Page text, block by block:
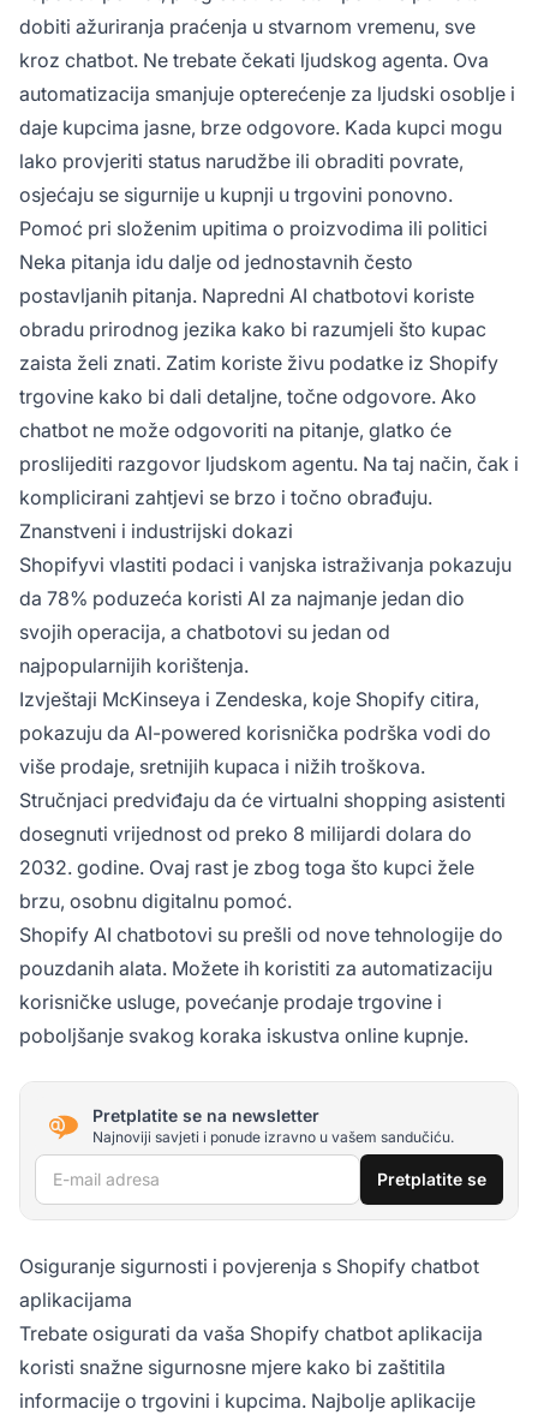
dobiti ažuriranja praćenja u stvarnom vremenu, sve
kroz chatbot. Ne trebate čekati ljudskog agenta. Ova
automatizacija smanjuje opterećenje za ljudski osoblje i
daje kupcima jasne, brze odgovore. Kada kupci mogu
lako provjeriti status narudžbe ili obraditi povrate,
osjećaju se sigurnije u kupnji u trgovini ponovno.
Pomoć pri složenim upitima o proizvodima ili politici
Neka pitanja idu dalje od jednostavnih često
postavljanih pitanja. Napredni AI chatbotovi koriste
obradu prirodnog jezika kako bi razumjeli što kupac
zaista želi znati. Zatim koriste živu podatke iz Shopify
trgovine kako bi dali detaljne, točne odgovore. Ako
chatbot ne može odgovoriti na pitanje, glatko će
proslijediti razgovor ljudskom agentu. Na taj način, čak i
komplicirani zahtjevi se brzo i točno obrađuju.
Znanstveni i industrijski dokazi
Shopifyvi vlastiti podaci i vanjska istraživanja pokazuju
da 78% poduzeća koristi AI za najmanje jedan dio
svojih operacija, a chatbotovi su jedan od
najpopularnijih korištenja.
Izvještaji McKinseya i Zendeska, koje Shopify citira,
pokazuju da AI-powered korisnička podrška vodi do
više prodaje, sretnijih kupaca i nižih troškova.
Stručnjaci predviđaju da će virtualni shopping asistenti
dosegnuti vrijednost od preko 8 milijardi dolara do
2032. godine. Ovaj rast je zbog toga što kupci žele
brzu, osobnu digitalnu pomoć.
Shopify AI chatbotovi su prešli od nove tehnologije do
pouzdanih alata. Možete ih koristiti za automatizaciju
korisničke usluge, povećanje prodaje trgovine i
poboljšanje svakog koraka iskustva online kupnje.
Pretplatite se na newsletter
Najnoviji savjeti i ponude izravno u vašem sandučiću.
E-mail adresa Pretplatite se
Osiguranje sigurnosti i povjerenja s Shopify chatbot
aplikacijama
Trebate osigurati da vaša Shopify chatbot aplikacija
koristi snažne sigurnosne mjere kako bi zaštitila
informacije o trgovini i kupcima. Najbolje aplikacije